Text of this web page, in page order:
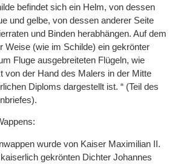
befindet sich ein Helm, von dessen
und gelbe, von dessen anderer Seite
und Binden herabhängen. Auf dem
Weise (wie im Schilde) ein gekrönter
Fluge ausgebreiteten Flügeln, wie
von der Hand des Malers in der Mitte
Diploms dargestellt ist. “ (Teil des
wurde von Kaiser Maximilian II.
gekrönten Dichter Johannes